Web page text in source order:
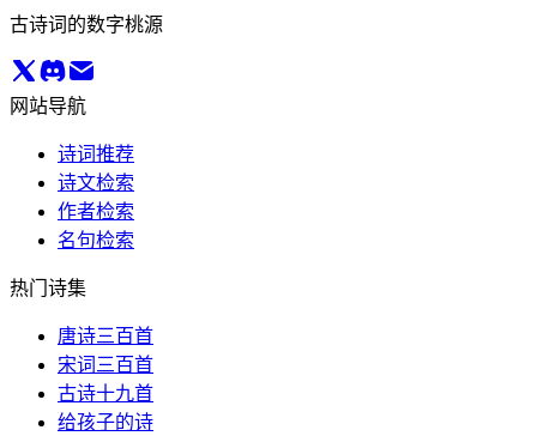
古诗词的数字桃源
网站导航
诗词推荐
诗文检索
作者检索
名句检索
热门诗集
唐诗三百首
宋词三百首
古诗十九首
给孩子的诗